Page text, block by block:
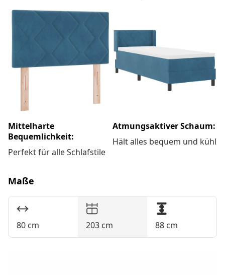
Mittelharte
Bequemlichkeit:
Perfekt für alle Schlafstile
Atmungsaktiver Schaum:
Hält alles bequem und kühl
Maße
80 cm 203 cm 88 cm